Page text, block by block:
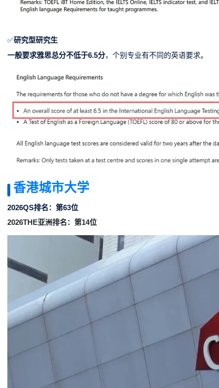
✅研究型研究生
一般要求雅思总分不低于6.5分， 个别专业有不同的英语要求。
香港城市大学
2026QS排名：第63位
2026THE亚洲排名：第14位